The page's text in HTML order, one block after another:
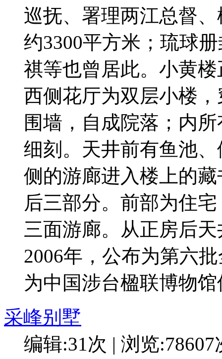
巡抚、署理两江总督
约3300平方米；琉球
祺等也曾居此。小黄
西侧花厅为双层小楼
围墙，自成院落；内
细刻。天井前有鱼池
侧的游廊进入楼上的
后三部分。前部为住
三面游廊。从正房后
2006年，公布为第六
为中国涉台楹联博物
采峰别墅
编辑:31次 | 浏览:78607